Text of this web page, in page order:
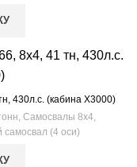
430л.с. (кабина Х3000)
Самосвалы 8х4
(4 оси)